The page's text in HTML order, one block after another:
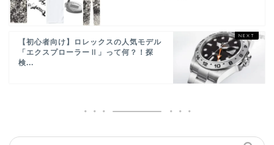
【初心者向け】ロレックスの人気モデル
「エクスプローラーⅡ」って何？！探
検...